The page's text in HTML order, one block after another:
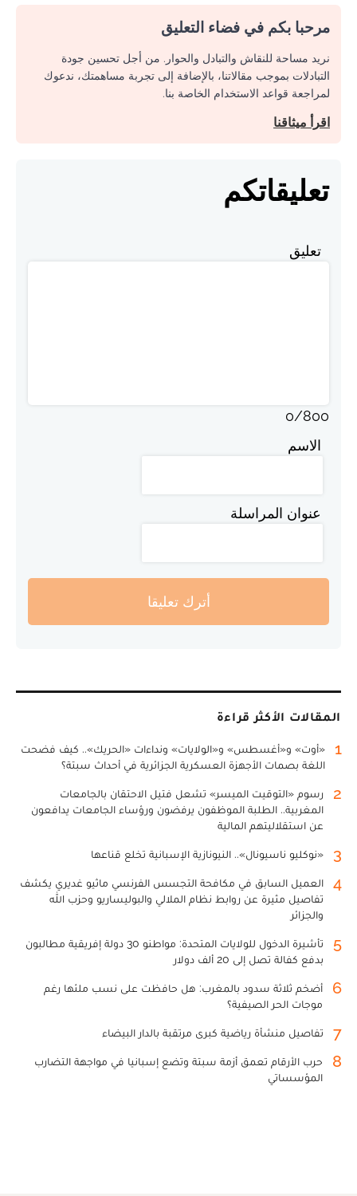
مرحبا بكم في فضاء التعليق
نريد مساحة للنقاش والتبادل والحوار. من أجل تحسين جودة
التبادلات بموجب مقالاتنا، بالإضافة إلى تجربة مساهمتك، ندعوك
لمراجعة قواعد الاستخدام الخاصة بنا.
اقرأ ميثاقنا
تعليقاتكم
تعليق
0/800
الاسم
عنوان المراسلة
أترك تعليقا
المقالات الأكثر قراءة
1
«أوت» و«أغسطس» و«الولايات» ونداءات «الحريك».. كيف فضحت
اللغة بصمات الأجهزة العسكرية الجزائرية في أحداث سبتة؟
2
رسوم «التوقيت الميسر» تشعل فتيل الاحتقان بالجامعات
المغربية.. الطلبة الموظفون يرفضون ورؤساء الجامعات يدافعون
عن استقلاليتهم المالية
3 «نوكليو ناسيونال».. النيونازية الإسبانية تخلع قناعها
4
العميل السابق في مكافحة التجسس الفرنسي ماثيو غديري يكشف
تفاصيل مثيرة عن روابط نظام الملالي والبوليساريو وحزب الله
والجزائر
5
تأشيرة الدخول للولايات المتحدة: مواطنو 30 دولة إفريقية مطالبون
بدفع كفالة تصل إلى 20 ألف دولار
6
أضخم ثلاثة سدود بالمغرب: هل حافظت على نسب ملئها رغم
موجات الحر الصيفية؟
7 تفاصيل منشأة رياضية كبرى مرتقبة بالدار البيضاء
8
حرب الأرقام تعمق أزمة سبتة وتضع إسبانيا في مواجهة التضارب
المؤسساتي